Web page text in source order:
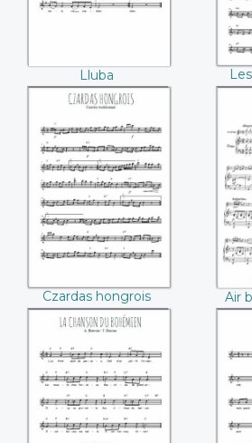
Lluba
Czardas hongrois
Czardas hongrois
Air
Air
La chanson du
bohémien (A.
Bouvier / J. Darcier)